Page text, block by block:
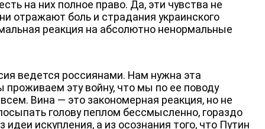
на них полное право. Да, эти чувства не
отражают боль и страдания украинского
реакция на абсолютно ненормальные
ведется россиянами. Нам нужна эта
проживаем эту войну, что мы по ее поводу
Вина — это закономерная реакция, но не
голову пеплом бессмысленно, гораздо
искупления, а из осознания того, что Путин